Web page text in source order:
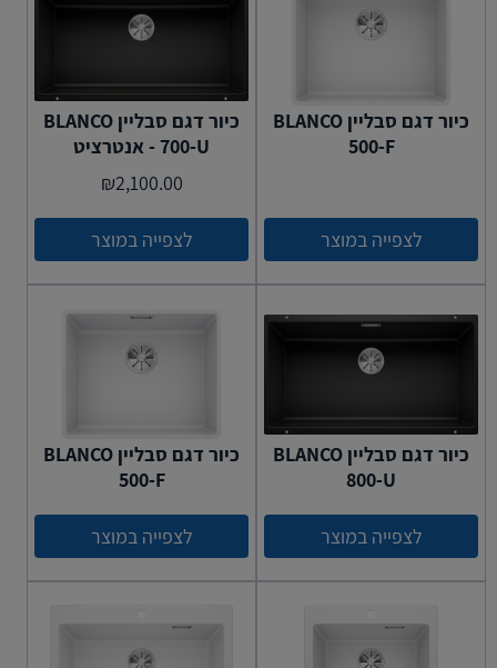
כיור דגם סבליין BLANCO
500-F
לצפייה במוצר
כיור דגם סבליין BLANCO
700-U - אנטרציט
₪2,100.00
לצפייה במוצר
כיור דגם סבליין BLANCO
800-U
לצפייה במוצר
כיור דגם סבליין BLANCO
500-F
לצפייה במוצר